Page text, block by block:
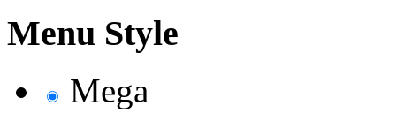
Menu Style
Mega